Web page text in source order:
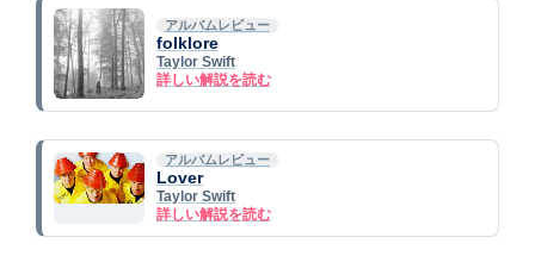
アルバムレビュー
folklore
Taylor Swift
詳しい解説を読む
アルバムレビュー
Lover
Taylor Swift
詳しい解説を読む